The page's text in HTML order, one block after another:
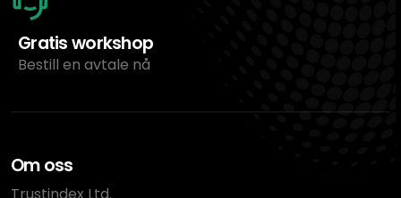
Gratis workshop
Bestill en avtale nå
Om oss